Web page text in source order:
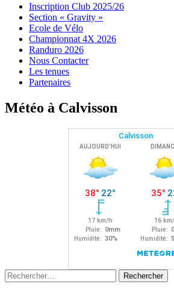
Menu
Widgets
Recherche
Aller
contenu
Inscription Club 2025/26
Section « Gravity »
Ecole de Vélo
Championnat 4X 2026
Randuro 2026
Nous Contacter
Les tenues
Partenaires
Météo à Calvisson
Rechercher :